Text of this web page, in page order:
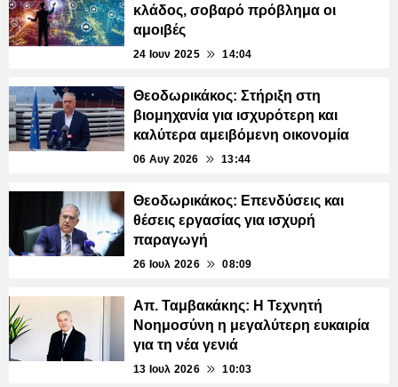
κλάδος, σοβαρό πρόβλημα οι
αμοιβές
24 Ιουν 2025 14:04
Θεοδωρικάκος: Στήριξη στη
βιομηχανία για ισχυρότερη και
καλύτερα αμειβόμενη οικονομία
06 Αυγ 2026 13:44
Θεοδωρικάκος: Επενδύσεις και
θέσεις εργασίας για ισχυρή
παραγωγή
26 Ιουλ 2026 08:09
Απ. Ταμβακάκης: Η Τεχνητή
Νοημοσύνη η μεγαλύτερη ευκαιρία
για τη νέα γενιά
13 Ιουλ 2026 10:03